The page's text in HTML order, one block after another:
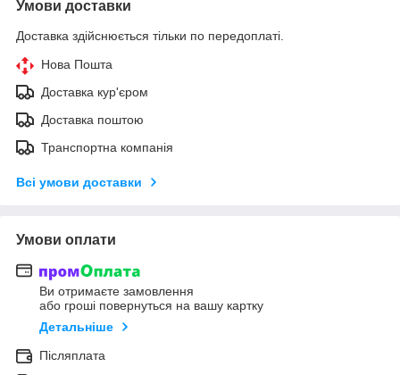
Умови доставки
Доставка здійснюється тільки по передоплаті.
Нова Пошта
Доставка кур'єром
Доставка поштою
Транспортна компанія
Всі умови доставки
Умови оплати
Ви отримаєте замовлення
або гроші повернуться на вашу картку
Детальніше
Післяплата